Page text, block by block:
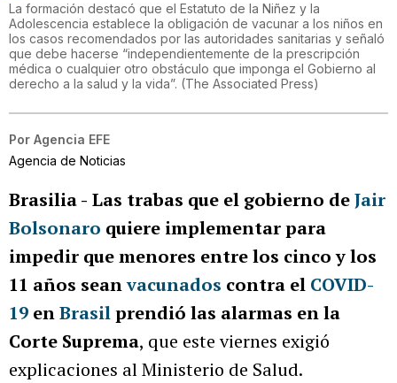
La formación destacó que el Estatuto de la Niñez y la
Adolescencia establece la obligación de vacunar a los niños en
los casos recomendados por las autoridades sanitarias y señaló
que debe hacerse “independientemente de la prescripción
médica o cualquier otro obstáculo que imponga el Gobierno al
derecho a la salud y la vida”. (The Associated Press)
Por Agencia EFE
Agencia de Noticias
Brasilia - Las trabas que el gobierno deJair
Bolsonaro quiere implementar para
impedir que menores entre los cinco y los
11 años seanvacunados contra el COVID-
19 enBrasilprendió las alarmas en la
Corte Suprema, que este viernes exigió
explicaciones al Ministerio de Salud.